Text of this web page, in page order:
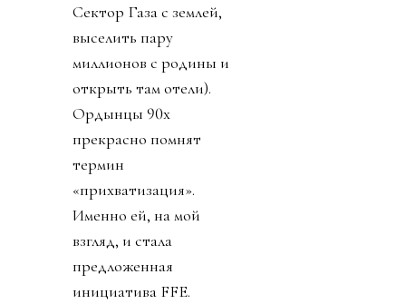
Сектор Газа с землей,
выселить пару
миллионов с родины и
открыть там отели).
Ордынцы 90х
прекрасно помнят
термин
«прихватизация».
Именно ей, на мой
взгляд, и стала
предложенная
инициатива FFE.